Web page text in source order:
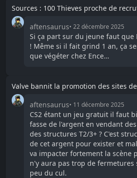
Sources : 100 Thieves proche de
aftensaurus• 22 décembre 2025
Si ça part sur du jeune faut que
! Même si il fait grind 1 an, ça
que végéter chez Ence…
Valve bannit la promotion des sites
circuit compétitif Counter-Strike
aftensaurus• 11 décembre 2025
CS2 étant un jeu gratuit il faut
fasse de l'argent en vendant
des structures T2/3+ ? C'est
de cet argent pour exister et
va impacter fortement la scène
n'y aura pas trop de fermetures
peu du cul.